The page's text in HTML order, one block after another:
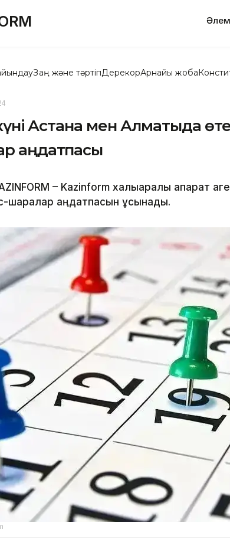
Заң және тәртіпДерекқорАрнайы жоба
күні Астана мен Алматыда
аңдатпасы
– Kazinform халықаралық ақпарат
шаралар аңдатпасын ұсынады.